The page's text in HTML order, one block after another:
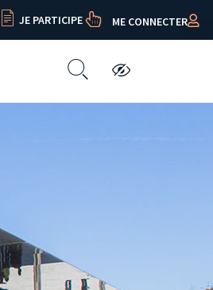
JE PARTICIPE ME CONNECTER